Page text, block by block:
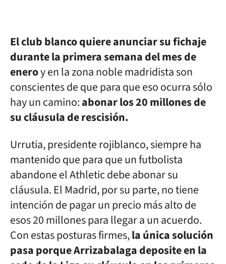
El club blanco quiere anunciar su fichaje
durante la primera semana del mes de
eneroy en la zona noble madridista son
conscientes de que para que eso ocurra sólo
hay un camino:abonar los 20 millones de
su cláusula de rescisión.
Urrutia, presidente rojiblanco, siempre ha
mantenido que para que un futbolista
abandone el Athletic debe abonar su
cláusula. El Madrid, por su parte, no tiene
intención de pagar un precio más alto de
esos 20 millones para llegar a un acuerdo.
Con estas posturas firmes,la única solución
pasa porque Arrizabalaga deposite en la